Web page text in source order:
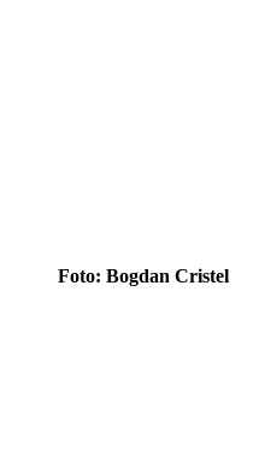
Foto: Bogdan Cristel